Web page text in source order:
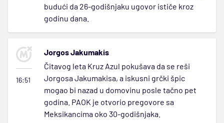
budući da 26-godišnjaku ugovor ističe kroz
godinu dana.
16:51
Jorgos Jakumakis
Čitavog leta Kruz Azul pokušava da se reši
Jorgosa Jakumakisa, a iskusni grčki špic
mogao bi nazad u domovinu posle tačno pet
godina. PAOK je otvorio pregovore sa
Meksikancima oko 30-godišnjaka.